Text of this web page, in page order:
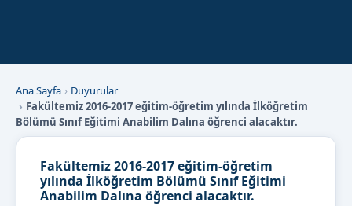
Ana Sayfa
Duyurular
Fakültemiz 2016-2017 eğitim-öğretim yılında İlköğretim
Bölümü Sınıf Eğitimi Anabilim Dalına öğrenci alacaktır.
Fakültemiz 2016-2017 eğitim-öğretim
yılında İlköğretim Bölümü Sınıf Eğitimi
Anabilim Dalına öğrenci alacaktır.